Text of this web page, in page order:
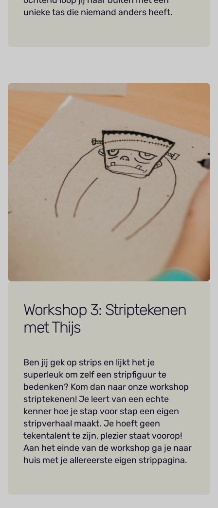
unieke tas die niemand anders heeft.
Workshop 3: Striptekenen
met Thijs
Ben jij gek op strips en lijkt het je
superleuk om zelf een stripfiguur te
bedenken? Kom dan naar onze workshop
striptekenen! Je leert van een echte
kenner hoe je stap voor stap een eigen
stripverhaal maakt. Je hoeft geen
tekentalent te zijn, plezier staat voorop!
Aan het einde van de workshop ga je naar
huis met je allereerste eigen strippagina.